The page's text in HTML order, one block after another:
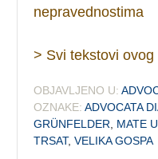
nepravednostima
> Svi tekstovi ovog
OBJAVLJENO U:
OZNAKE: ADVOCATA
GRÜNFELDER
MATE
TRSAT,VELIKA GOSPA